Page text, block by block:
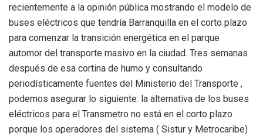
recientemente a la opinión pública mostrando el modelo de
buses eléctricos que tendría Barranquilla en el corto plazo
para comenzar la transición energética en el parque
automor del transporte masivo en la ciudad. Tres semanas
después de esa cortina de humo y consultando
periodísticamente fuentes del Ministerio del Transporte ,
podemos asegurar lo siguiente: la alternativa de los buses
eléctricos para el Transmetro no está en el corto plazo
porque los operadores del sistema ( Sistur y Metrocaribe)